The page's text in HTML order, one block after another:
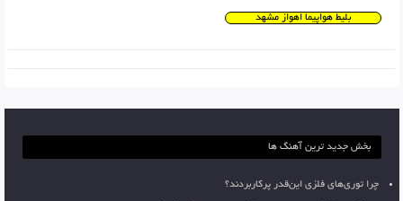
بلیط هواپیما اهواز مشهد
بخش جدید ترین آهنگ ها
چرا توری‌های فلزی این‌قدر پرکاربردند؟